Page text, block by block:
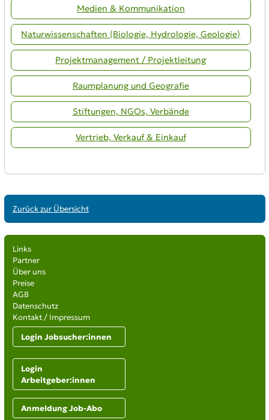
Medien & Kommunikation
Naturwissenschaften (Biologie, Hydrologie, Geologie)
Projektmanagement / Projektleitung
Raumplanung und Geografie
Stiftungen, NGOs, Verbände
Vertrieb, Verkauf & Einkauf
Zurück zur Übersicht
Links
Partner
Über uns
Preise
AGB
Datenschutz
Kontakt / Impressum
Login Jobsucher:innen
Login
Arbeitgeber:innen
Anmeldung Job-Abo